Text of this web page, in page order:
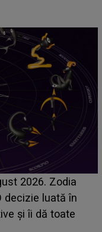
până
din Casa Iubirii
despre mama